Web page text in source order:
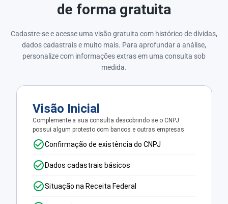
de forma gratuita
Cadastre-se e acesse uma visão gratuita com histórico de dívidas,
dados cadastrais e muito mais. Para aprofundar a análise,
personalize com informações extras em uma consulta sob
medida.
Visão Inicial
Complemente a sua consulta descobrindo se o CNPJ
possui algum protesto com bancos e outras empresas.
Confirmação de existência do CNPJ
Dados cadastrais básicos
Situação na Receita Federal